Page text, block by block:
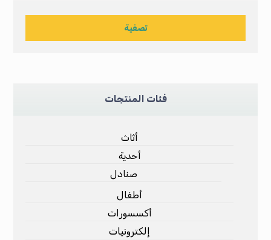
تصفية
فئات المنتجات
أثاث
أحدية
صنادل
أطفال
أكسسورات
إلكترونيات